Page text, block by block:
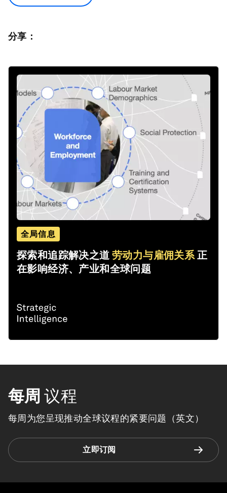
分享：
全局信息
探索和追踪解决之道劳动力与雇佣关系正
在影响经济、产业和全球问题
每周 议程
每周为您呈现推动全球议程的紧要问题（英文）
立即订阅